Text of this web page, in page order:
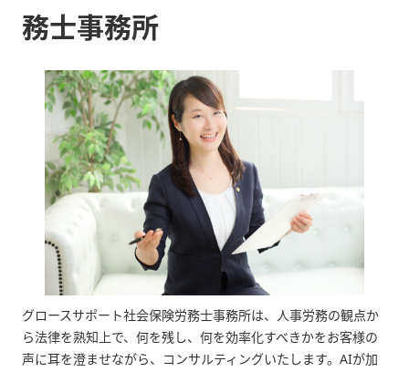
務士事務所
グロースサポート社会保険労務士事務所は、人事労務の観点か
ら法律を熟知上で、何を残し、何を効率化すべきかをお客様の
声に耳を澄ませながら、コンサルティングいたします。AIが加